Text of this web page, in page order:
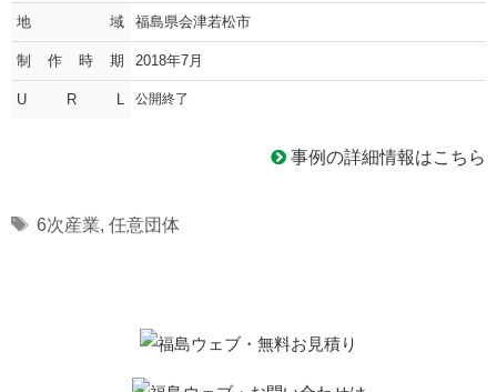
地域 福島県会津若松市
制作時期 2018年7月
U R L 公開終了
事例の詳細情報はこちら
Tags
6次産業, 任意団体